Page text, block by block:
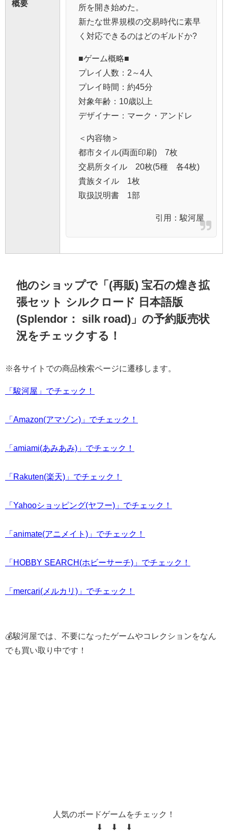
概要
所を開き始めた。
新たな世界規模の交易時代に素早
く対応できるのはどのギルドか?
■ゲーム概略■
プレイ人数：2～4人
プレイ時間：約45分
対象年齢：10歳以上
デザイナー：マーク・アンドレ
＜内容物＞
都市タイル(両面印刷) 7枚
交易所タイル 20枚(5種 各4枚)
貴族タイル 1枚
取扱説明書 1部
引用： 駿河屋
他のショップで「(再販) 宝石の煌き拡
張セット シルクロード 日本語版
(Splendor： silk road)」の予約販売状
況をチェックする！
※各サイトでの商品検索ページに遷移します。
「駿河屋」でチェック！
「Amazon(アマゾン)」でチェック！
「amiami(あみあみ)」でチェック！
「Rakuten(楽天)」でチェック！
「Yahooショッピング(ヤフー)」でチェック！
「animate(アニメイト)」でチェック！
「HOBBY SEARCH(ホビーサーチ)」でチェック！
「mercari(メルカリ)」でチェック！
💰駿河屋では、不要になったゲームやコレクションをなん
でも買い取り中です！
人気のボードゲームをチェック！
⬇ ⬇ ⬇